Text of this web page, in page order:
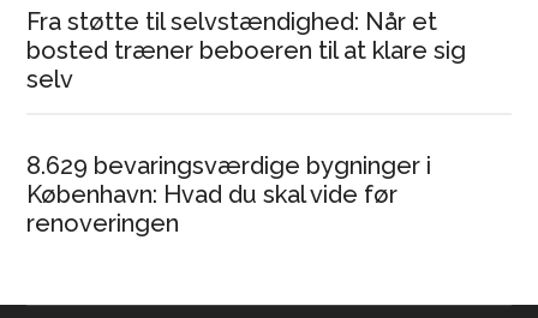
Fra støtte til selvstændighed: Når et
bosted træner beboeren til at klare sig
selv
8.629 bevaringsværdige bygninger i
København: Hvad du skal vide før
renoveringen